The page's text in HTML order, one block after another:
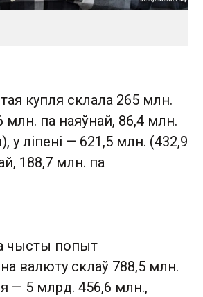
купля склала 265 млн.
млн. па наяўнай, 86,4 млн.
у ліпені — 621,5 млн. (432,9
188,7 млн. па
чысты попыт
валюту склаў 788,5 млн.
— 5 млрд. 456,6 млн.,